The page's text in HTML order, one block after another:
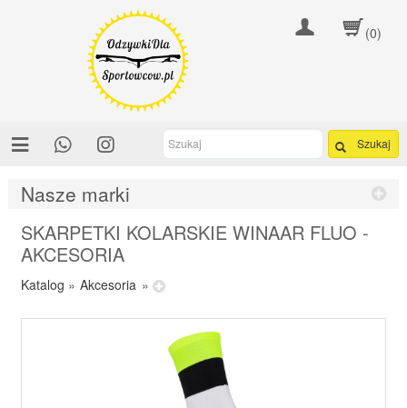
(0)
Szukaj
Nasze marki
SKARPETKI KOLARSKIE WINAAR FLUO -
AKCESORIA
Katalog » Akcesoria »